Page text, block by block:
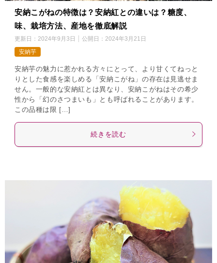
安納こがねの特徴は？安納紅との違いは？糖度、
味、栽培方法、産地を徹底解説
更新日： 2024年9月3日 公開日： 2024年3月21日
安納芋
安納芋の魅力に惹かれる方々にとって、より甘くてねっと
りとした食感を楽しめる「安納こがね」の存在は見逃せま
せん。一般的な安納紅とは異なり、安納こがねはその希少
性から「幻のさつまいも」とも呼ばれることがあります。
この品種は限 […]
続きを読む